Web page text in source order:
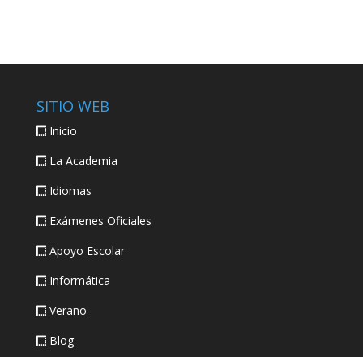
SITIO WEB
Inicio
La Academia
Idiomas
Exámenes Oficiales
Apoyo Escolar
Informática
Verano
Blog